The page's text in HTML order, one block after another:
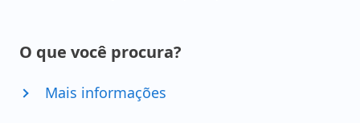
O que você procura?
Mais informações